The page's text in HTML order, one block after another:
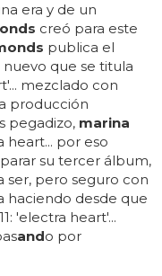
era y de un
creó para este
publica el
que se titula
mezclado con
producción
pegadizo, marina
heart... por eso
su tercer álbum,
ser, pero seguro con
haciendo desde que
'electra heart'...
ando por